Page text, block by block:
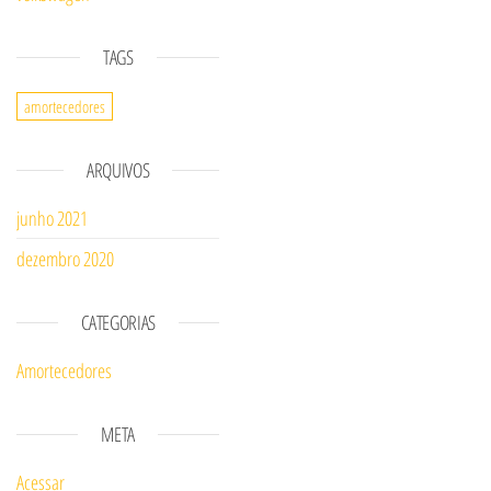
TAGS
amortecedores
ARQUIVOS
junho 2021
dezembro 2020
CATEGORIAS
Amortecedores
META
Acessar